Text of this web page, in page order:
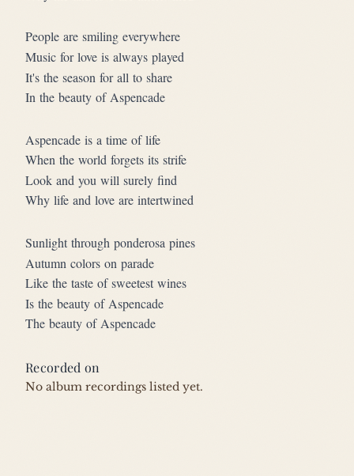
People are smiling everywhere
Music for love is always played
It's the season for all to share
In the beauty of Aspencade
Aspencade is a time of life
When the world forgets its strife
Look and you will surely find
Why life and love are intertwined
Sunlight through ponderosa pines
Autumn colors on parade
Like the taste of sweetest wines
Is the beauty of Aspencade
The beauty of Aspencade
Recorded on
No album recordings listed yet.